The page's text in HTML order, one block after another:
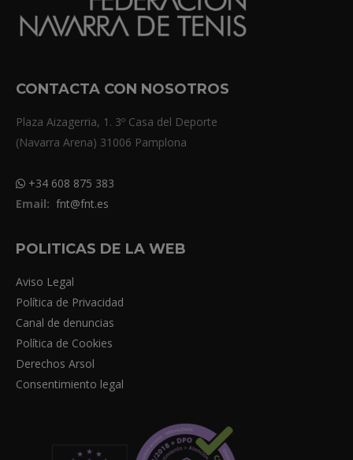
CONTACTA CON NOSOTROS
Plaza Aizagerria, 1. 3º Casa del Deporte
(Navarra Arena) 31006 Pamplona
+34 608 875 383
Email: fnt@fnt.es
POLITICAS DE LA WEB
Aviso Legal
Política de Privacidad
Canal de denuncias
Política de Cookies
Derechos Arsol
Consentimiento legal